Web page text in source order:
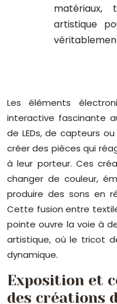
matériaux,
artistique
Les éléments
interactive fascinante
de LEDs, de capteurs
créer des pièces qui
à leur porteur. Ces
changer de couleur,
produire des sons en
Cette fusion entre
pointe ouvre la voie à
artistique, où le tricot
dynamique.
Exposition et
des créations